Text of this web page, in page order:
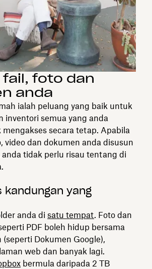
foto dan
anda
ialah peluang yang baik untuk
inventori semua yang anda
secara tetap. Apabila
video dan dokumen anda disusun
tidak perlu risau tentang di
kandungan yang
anda di satu tempat. Foto dan
PDF boleh hidup bersama
Dokumen Google),
web dan banyak lagi.
bermula daripada 2 TB